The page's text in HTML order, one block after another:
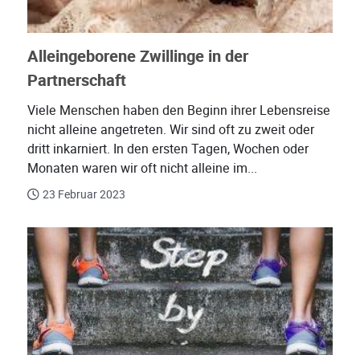
Alleingeborene Zwillinge in der
Partnerschaft
Viele Menschen haben den Beginn ihrer Lebensreise
nicht alleine angetreten. Wir sind oft zu zweit oder
dritt inkarniert. In den ersten Tagen, Wochen oder
Monaten waren wir oft nicht alleine im...
23 Februar 2023